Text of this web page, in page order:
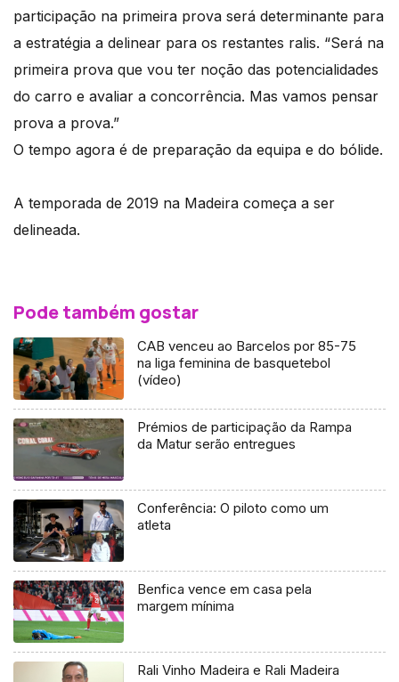
participação na primeira prova será determinante para
a estratégia a delinear para os restantes ralis. “Será na
primeira prova que vou ter noção das potencialidades
do carro e avaliar a concorrência. Mas vamos pensar
prova a prova.”
O tempo agora é de preparação da equipa e do bólide.
A temporada de 2019 na Madeira começa a ser
delineada.
Pode também gostar
CAB venceu ao Barcelos por 85-75
na liga feminina de basquetebol
(vídeo)
Prémios de participação da Rampa
da Matur serão entregues
Conferência: O piloto como um
atleta
Benfica vence em casa pela
margem mínima
Rali Vinho Madeira e Rali Madeira